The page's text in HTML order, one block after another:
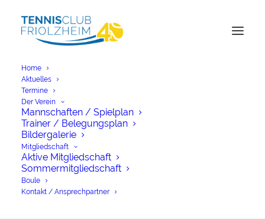
Home
Aktuelles
Termine
Der Verein
Mannschaften / Spielplan
Trainer / Belegungsplan
Bildergalerie
Mitgliedschaft
Aktive Mitgliedschaft
Sommermitgliedschaft
Boule
Kontakt / AnsprechpartnerBoule